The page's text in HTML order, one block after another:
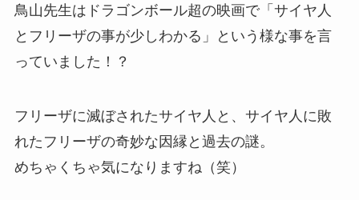
鳥山先生はドラゴンボール超の映画で「サイヤ人
とフリーザの事が少しわかる」という様な事を言
っていました！？
フリーザに滅ぼされたサイヤ人と、サイヤ人に敗
れたフリーザの奇妙な因縁と過去の謎。
めちゃくちゃ気になりますね（笑）